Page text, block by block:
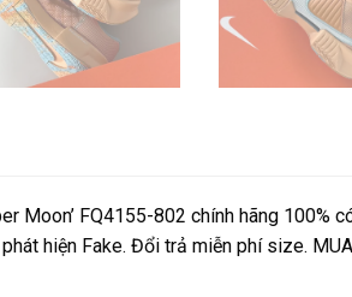
Moon’ FQ4155-802 chính hãng 100%
hiện Fake. Đổi trả miễn phí size.